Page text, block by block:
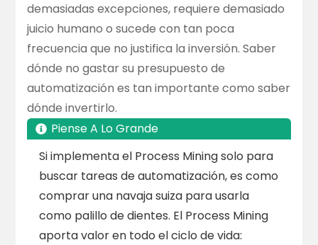
demasiadas excepciones, requiere demasiado
juicio humano o sucede con tan poca
frecuencia que no justifica la inversión. Saber
dónde no gastar su presupuesto de
automatización es tan importante como saber
dónde invertirlo.
Piense A Lo Grande
Si implementa el Process Mining solo para
buscar tareas de automatización, es como
comprar una navaja suiza para usarla
como palillo de dientes. El Process Mining
aporta valor en todo el ciclo de vida: